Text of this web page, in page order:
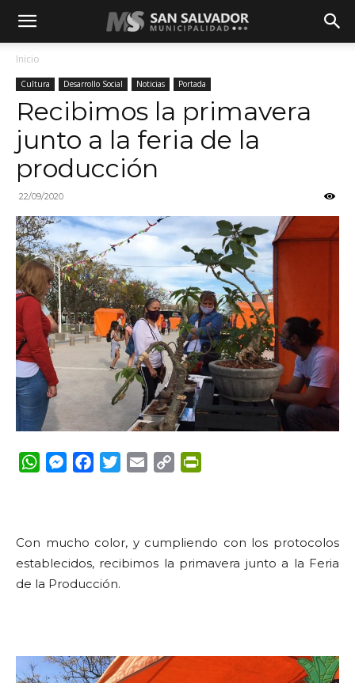
Inicio
Cultura Desarrollo Social Noticias Portada
Recibimos la primavera
junto a la feria de la
producción
22/09/2020
WhatsApp
Messenger
FacebookTwitterEmail Copy
Con mucho color, y cumpliendo con los protocolos
establecidos, recibimos la primavera junto a la Feria
de la Producción.